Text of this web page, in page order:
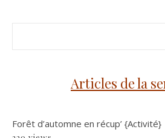
Articles de la
Forêt d’automne en récup’ {Activité}